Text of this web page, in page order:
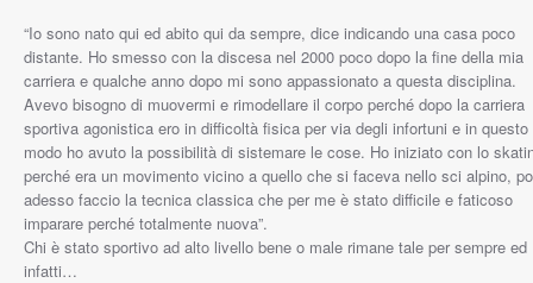
“Io sono nato qui ed abito qui da sempre, dice indicando una casa poco
distante. Ho smesso con la discesa nel 2000 poco dopo la fine della mia
carriera e qualche anno dopo mi sono appassionato a questa disciplina.
Avevo bisogno di muovermi e rimodellare il corpo perché dopo la carriera
sportiva agonistica ero in difficoltà fisica per via degli infortuni e in questo
modo ho avuto la possibilità di sistemare le cose. Ho iniziato con lo
perché era un movimento vicino a quello che si faceva nello sci alpino,
adesso faccio la tecnica classica che per me è stato difficile e faticoso
imparare perché totalmente nuova”.
Chi è stato sportivo ad alto livello bene o male rimane tale per sempre ed
infatti…